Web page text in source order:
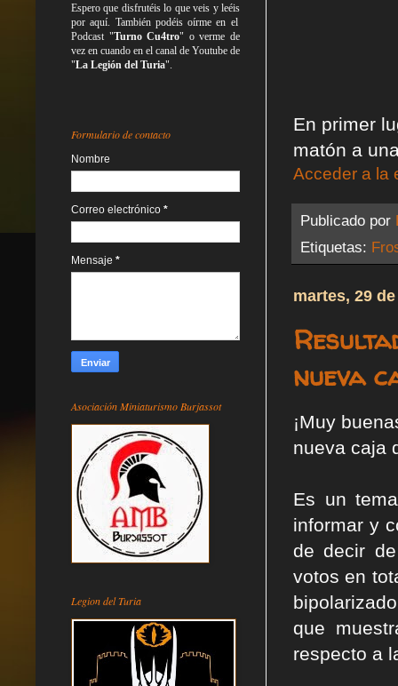
En primer
matón a
Acceder a la
Publicado por
Etiquetas:
martes, 29
nueva
¡Muy
nueva caja
Es un
informar y
de decir
votos en
que
respecto a
Espero que disfrutéis lo queveis yleéis
por aquí. También podéis oírme en el
Podcast "Turno Cu4tro" o verme de
vez en cuando en el canal de Youtube de
"La Legión del Turia".
Formulario de contacto
Nombre
Correo electrónico *
Mensaje *
Asociación Miniaturismo Burjassot
Legion del Turia